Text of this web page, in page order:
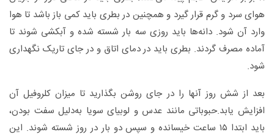
هوای سرد و گرم قرار گیرد و همچنین در بطری باید کمی باز باشد تا هوا
وارد آن شود. دانه‌ها باید روزی سه بار شسته شده و آبکشی شوند تا
آماده مصرف گردند. بطری باید در دمای اتاق و در جای تاریک نگهداری
شود.
بعد از شش روز آنها را در جای روشن بگذارید تا میزان کلروفیل آن
افزایش یابد.حبوباتی مانند عدس و لوبیای سویا به‌دلیل سفت بودن،
باید ابتدا ۱۵ ساعت خیسانده و سپس دو بار در روز شسته شوند. این